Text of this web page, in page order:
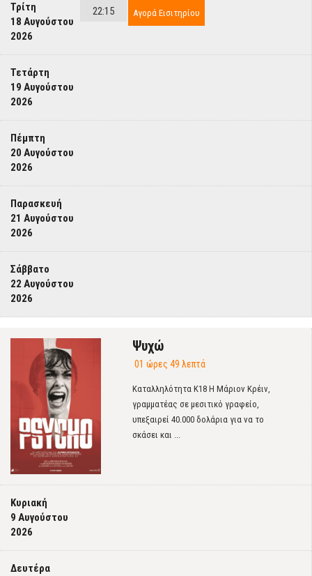
Τρίτη
18 Αυγούστου
2026
22:15 Αγορά Εισιτηρίου
Τετάρτη
19 Αυγούστου
2026
Πέμπτη
20 Αυγούστου
2026
Παρασκευή
21 Αυγούστου
2026
Σάββατο
22 Αυγούστου
2026
Ψυχώ
01 ώρες 49 λεπτά
Καταλληλότητα Κ18 Η Μάριον Κρέιν,
γραμματέας σε μεσιτικό γραφείο,
υπεξαιρεί 40.000 δολάρια για να το
σκάσει και ...
Κυριακή
9 Αυγούστου
2026
Δευτέρα